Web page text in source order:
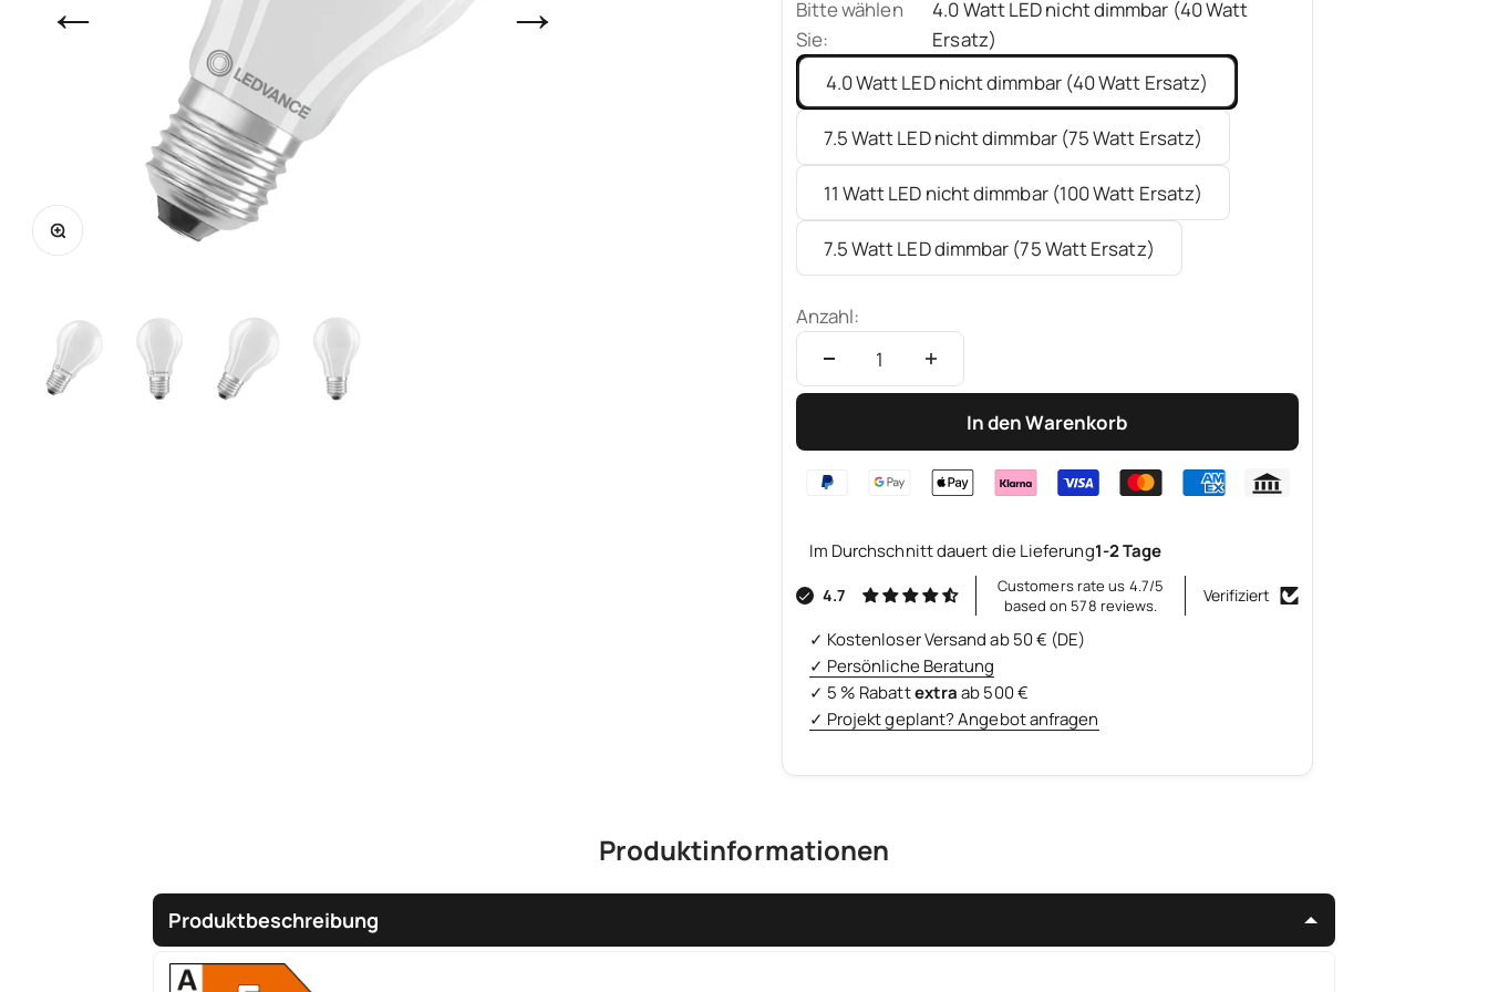
Bild vergrößern
Bitte wählen
Sie:
4.0 Watt LED nicht dimmbar (40 Watt
Ersatz)
4.0 Watt LED nicht dimmbar (40 Watt Ersatz)
7.5 Watt LED nicht dimmbar (75 Watt Ersatz)
11 Watt LED nicht dimmbar (100 Watt Ersatz)
7.5 Watt LED dimmbar (75 Watt Ersatz)
Anzahl:
In den Warenkorb
Im Durchschnitt dauert die Lieferung1-2 Tage
4.7
Customers rate us 4.7/5
based on 578 reviews.
Verifiziert
✓ Kostenloser Versand ab 50 € (DE)
✓ Persönliche Beratung
✓ 5 % Rabattextraab 500 €
✓ Projekt geplant? Angebot anfragen
Produktinformationen
Produktbeschreibung